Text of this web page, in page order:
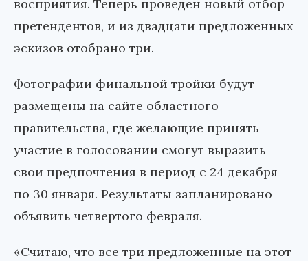
восприятия. Теперь проведен новый отбор
претендентов, и из двадцати предложенных
эскизов отобрано три.
Фотографии финальной тройки будут
размещены на сайте областного
правительства, где желающие принять
участие в голосовании смогут выразить
свои предпочтения в период с 24 декабря
по 30 января. Результаты запланировано
объявить четвертого февраля.
«Считаю, что все три предложенные на этот